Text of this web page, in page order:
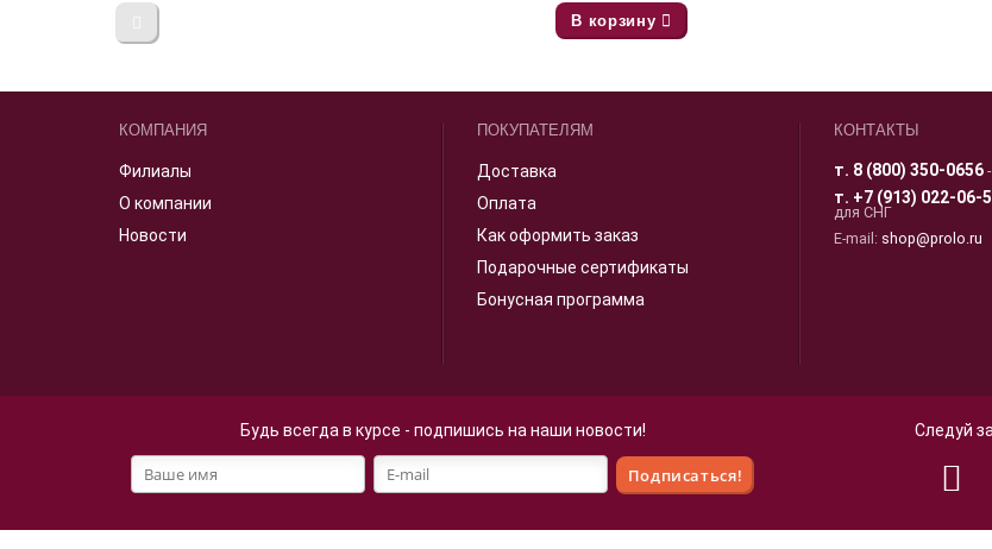
В корзину
КОМПАНИЯ
Филиалы
О компании
Новости
ПОКУПАТЕЛЯМ
Доставка
Оплата
Как оформить заказ
Подарочные сертификаты
Бонусная программа
КОНТАКТЫ
т. 8 (800) 350-0656
т. +7 (913) 022-06-
для СНГ
E-mail: shop@prolo.ru
Будь всегда в курсе - подпишись на наши новости! Следуй